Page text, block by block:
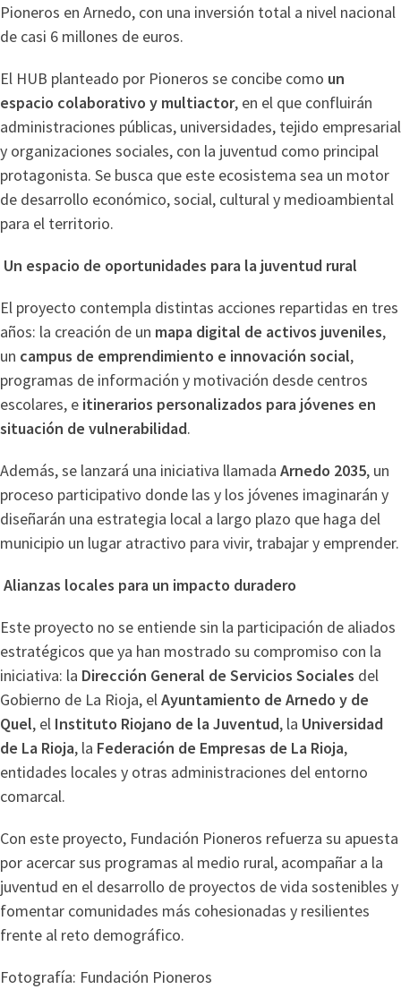
Pioneros en Arnedo, con una inversión total a nivel nacional
de casi 6 millones de euros.
El HUB planteado por Pioneros se concibe como un
espacio colaborativo y multiactor, en el que confluirán
administraciones públicas, universidades, tejido empresarial
y organizaciones sociales, con la juventud como principal
protagonista. Se busca que este ecosistema sea un motor
de desarrollo económico, social, cultural y medioambiental
para el territorio.
Un espacio de oportunidades para la juventud rural
El proyecto contempla distintas acciones repartidas en tres
años: la creación de un mapa digital de activos juveniles,
un campus de emprendimiento e innovación social,
programas de información y motivación desde centros
escolares, e itinerarios personalizados para jóvenes en
situación de vulnerabilidad.
Además, se lanzará una iniciativa llamada Arnedo 2035, un
proceso participativo donde las y los jóvenes imaginarán y
diseñarán una estrategia local a largo plazo que haga del
municipio un lugar atractivo para vivir, trabajar y emprender.
Alianzas locales para un impacto duradero
Este proyecto no se entiende sin la participación de aliados
estratégicos que ya han mostrado su compromiso con la
iniciativa: la Dirección General de Servicios Sociales del
Gobierno de La Rioja, elAyuntamiento de Arnedo y de
Quel, el Instituto Riojano de la Juventud, la Universidad
de La Rioja, la Federación de Empresas de La Rioja,
entidades locales y otras administraciones del entorno
comarcal.
Con este proyecto, Fundación Pioneros refuerza su apuesta
por acercar sus programas al medio rural, acompañar a la
juventud en el desarrollo de proyectos de vida sostenibles y
fomentar comunidades más cohesionadas y resilientes
frente al reto demográfico.
Fotografía: Fundación Pioneros